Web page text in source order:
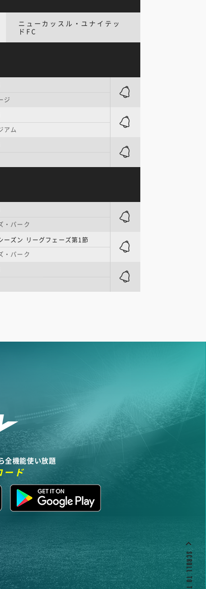
ニューカッスル・ユナイテッ
ドFC
ジ
アム
・パーク
ン リーグフェーズ第1節
・パーク
全機能使い放題
ード
SCROLL TO TOP